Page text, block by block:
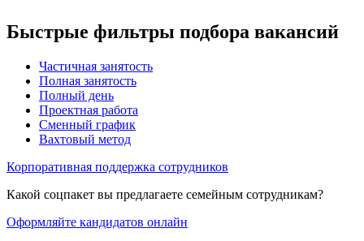
Быстрые фильтры подбора вакансий
Частичная занятость
Полная занятость
Полный день
Проектная работа
Сменный график
Вахтовый метод
Корпоративная поддержка сотрудников
Какой соцпакет вы предлагаете семейным сотрудникам?
Оформляйте кандидатов онлайн